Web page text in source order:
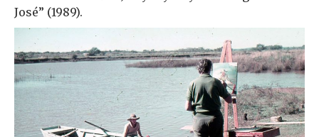
José” (1989).